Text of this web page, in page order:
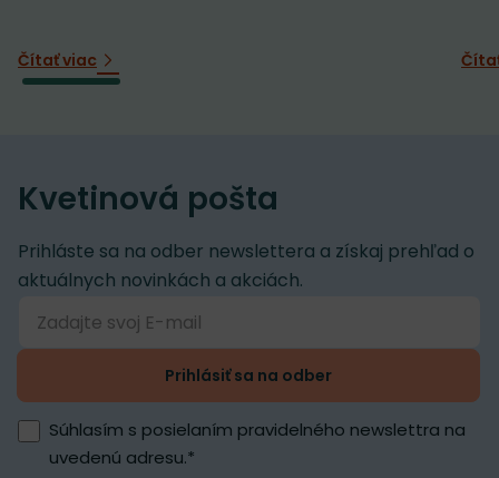
Čítať viac
Kvetinová pošta
Prihláste sa na odber newslettera a získaj prehľad o
aktuálnych novinkách a akciách.
Prihlásiť sa na odber
Súhlasím s posielaním pravidelného newslettra na
uvedenú adresu.*